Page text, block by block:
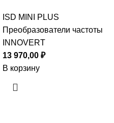
ISD MINI PLUS
Преобразователи частоты
INNOVERT
13 970,00 ₽
В корзину